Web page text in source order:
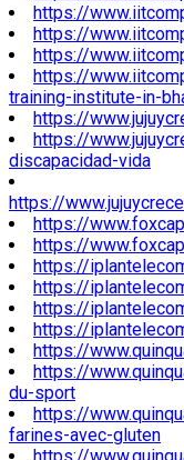
https://
https://
https://
https://
training-institute-in-
https://
https://
discapacidad-vida
https://
https://
https://
https://
https://
https://
https://
https://
https://
du-sport
https://
farines-avec-gluten